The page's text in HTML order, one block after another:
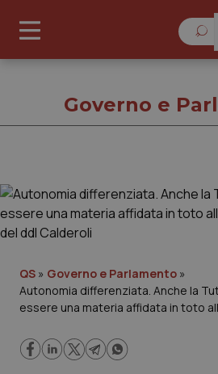
Cronache
Governo e Parlamento
Regioni e Asl
Lavoro e Professioni
Governo e
QS » Governo e Parlamento »
Autonomia differenziata. Anche la
essere una materia affidata in toto